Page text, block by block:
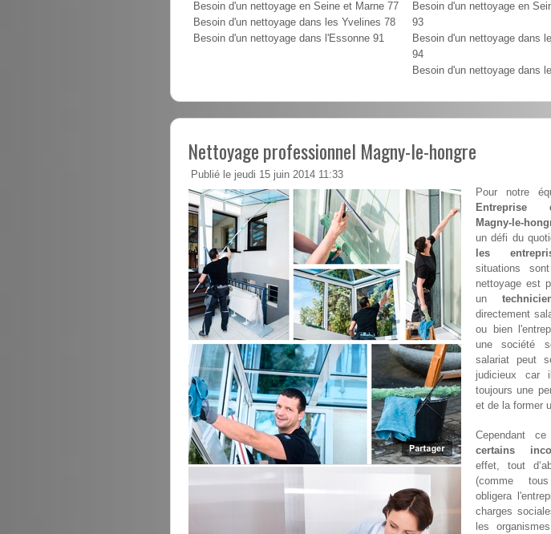
Besoin d'un nettoyage en Seine et Marne 77
Besoin d'un nettoyage dans les Yvelines 78
Besoin d'un nettoyage dans l'Essonne 91
Besoin d'un nettoyage en
93
Besoin d'un nettoyage dans
94
Besoin d'un nettoyage dans
Nettoyage professionnel Magny-le-hongre
Publié le jeudi 15 juin 2014 11:33
Pour notre
Entreprise
Magny-le-
un défi du
les
situations
nettoyage est
un
directement
ou bien
une société
salariat peut
judicieux car
toujours une
et de la former
Cependant
certains
effet, tout
(comme
obligera
charges
les